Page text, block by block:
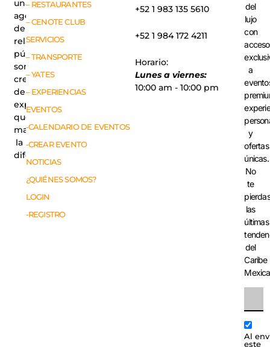
una
agencia
de
relaciones
públicas,
somos
creadores
de
experiencias
que
marcan
la
diferencia.
– RESTAURANTES
– CENOTE CLUB
SERVICIOS
– TRANSPORTE
– YATES
– EXPERIENCIAS
EVENTOS
-CALENDARIO DE EVENTOS
-CREAR EVENTO
NOTICIAS
¿QUIÉNES SOMOS?
LOGIN
-REGISTRO
+52 1 983 135 5610
+52 1 984 172 4211
Horario:
Lunes a viernes:
10:00 am - 10:00 pm
del
lujo
con
acceso
a
y
ofertas
únicas.
No
te
pierdas
las
últimas
del
Caribe
Al
este